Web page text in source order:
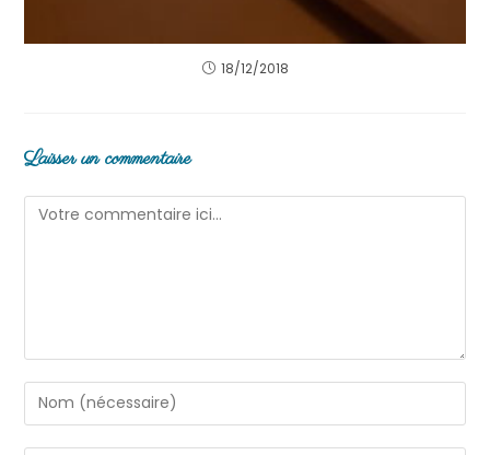
18/12/2018
Laisser un commentaire